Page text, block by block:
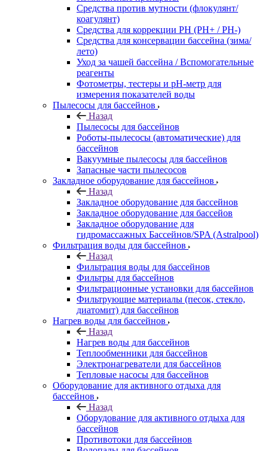
Средства против мутности (флокулянт/
коагулянт)
Средства для коррекции PH (PH+ / PH-)
Средства для консервации бассейна (зима/
лето)
Уход за чашей бассейна / Вспомогательные
реагенты
Фотометры, тестеры и рН-метр для
измерения показателей воды
Пылесосы для бассейнов
Назад
Пылесосы для бассейнов
Роботы-пылесосы (автоматические) для
бассейнов
Вакуумные пылесосы для бассейнов
Запасные части пылесосов
Закладное оборудование для бассейнов
Назад
Закладное оборудование для бассейнов
Закладное оборудование для бассейов
Закладное оборудование для
гидромассажных Бассейнов/SPA (Astralpool)
Фильтрация воды для бассейнов
Назад
Фильтрация воды для бассейнов
Фильтры для бассейнов
Фильтрационные установки для бассейнов
Фильтрующие материалы (песок, стекло,
диатомит) для бассейнов
Нагрев воды для бассейнов
Назад
Нагрев воды для бассейнов
Теплообменники для бассейнов
Электронагреватели для бассейнов
Тепловые насосы для бассейнов
Оборудование для активного отдыха для
бассейнов
Назад
Оборудование для активного отдыха для
бассейнов
Противотоки для бассейнов